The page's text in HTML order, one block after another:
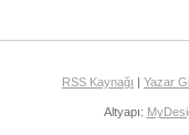
RSS Kaynağı | Yazar
Altyapı: